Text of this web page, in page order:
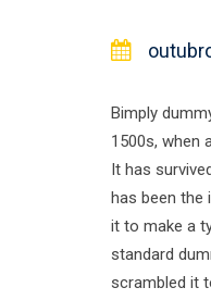
Bimply
1500s, when
It has
has been the
it to make a
standard
scrambled it